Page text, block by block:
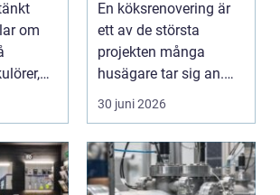
om
som håller länge
En köksrenovering är
ett av de största
projekten många
husägare tar sig an.
Kostnaderna är ofta
höga...
30 juni 2026